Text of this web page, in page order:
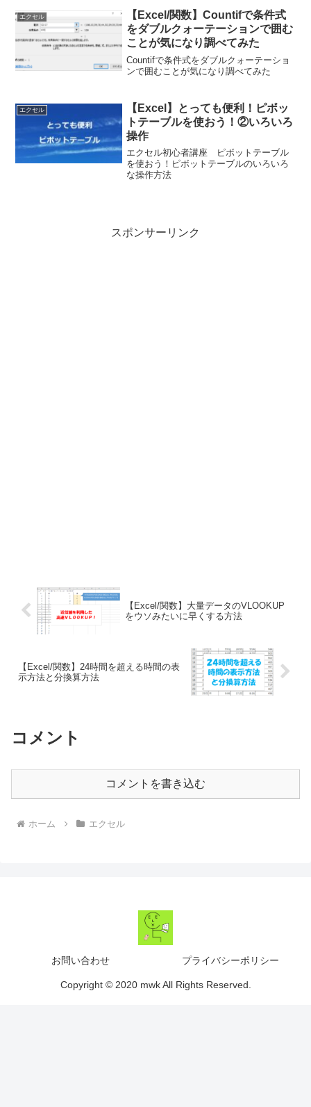
エクセル
【Excel/関数】Countifで条件式
をダブルクォーテーションで囲む
ことが気になり調べてみた
Countifで条件式をダブルクォーテーショ
ンで囲むことが気になり調べてみた
エクセル
【Excel】とっても便利！ピボッ
トテーブルを使おう！②いろいろ
操作
エクセル初心者講座 ピボットテーブル
を使おう！ピボットテーブルのいろいろ
な操作方法
スポンサーリンク
【Excel/関数】大量データのVLOOKUP
をウソみたいに早くする方法
【Excel/関数】24時間を超える時間の表
示方法と分換算方法
コメント
コメントを書き込む
ホーム エクセル
お問い合わせ プライバシーポリシー
Copyright © 2020 mwk All Rights Reserved.